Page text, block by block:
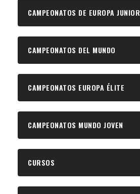
CAMPEONATOS DE EUROPA JUNIOR
CAMPEONATOS DEL MUNDO
CAMPEONATOS EUROPA ÉLITE
CAMPEONATOS MUNDO JOVEN
CURSOS